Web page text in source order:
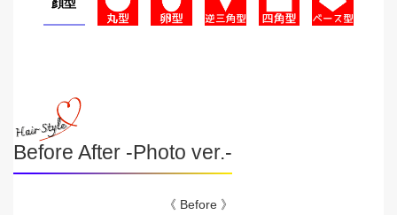
Before After -Photo ver.-
《 Before 》